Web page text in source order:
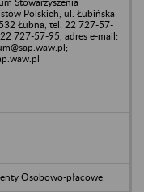
Polskich, ul. Łubińska
Łubna, tel. 22 727-57-
727-57-95, adres e-mail:
Osobowo-płacowe